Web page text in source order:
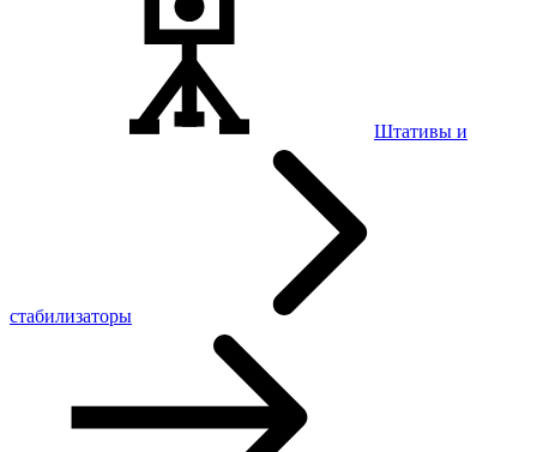
Штативы и
стабилизаторы